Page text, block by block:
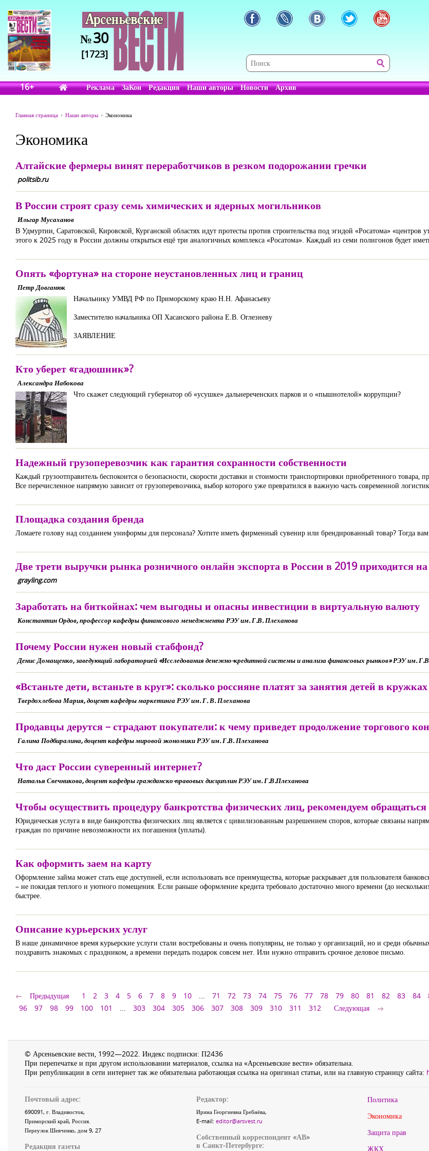
№30
[1723]
16+ Реклама ЗаКон Редакция Наши авторы Новости Архив
Главная страница Наши авторы Экономика
Экономика
Алтайские фермеры винят переработчиков в резком подорожании гречки
politsib.ru
В России строят сразу семь химических и ядерных могильников
Ильгар Мусаханов
В Удмуртии, Саратовской, Кировской, Курганской областях идут протесты против строительства под эгидой «Росатома»
этого к 2025 году в России должны открыться ещё три аналогичных комплекса «Росатома». Каждый из семи полигонов будет
Опять «фортуна» на стороне неустановленных лиц и границ
Петр Довганюк
Начальнику УМВД РФ по Приморскому краю Н.Н. Афанасьеву
Заместителю начальника ОП Хасанского района Е.В. Оглезневу
ЗАЯВЛЕНИЕ
Кто уберет «гадюшник»?
Александра Набокова
Что скажет следующий губернатор об «усушке» дальнереченских парков и о «пышнотелой» коррупции?
Надежный грузоперевозчик как гарантия сохранности собственности
Каждый грузоотправитель беспокоится о безопасности, скорости доставки и стоимости транспортировки приобретенного
Все перечисленное напрямую зависит от грузоперевозчика, выбор которого уже превратился в важную часть современной
Площадка создания бренда
Ломаете голову над созданием униформы для персонала? Хотите иметь фирменный сувенир или брендированный товар? Тогда
Две трети выручки рынка розничного онлайн экспорта в России в 2019 приходится
grayling.com
Заработать на биткойнах: чем выгодны и опасны инвестиции в виртуальную валюту
Константин Ордов, профессор кафедры финансового менеджмента РЭУ им. Г.В. Плеханова
Почему России нужен новый стабфонд?
Денис Домащенко, заведующий лабораторией «Исследования денежно-кредитной системы и анализа финансовых рынков» РЭУ им.
«Встаньте дети, встаньте в круг»: сколько россияне платят за занятия детей в
Твердохлебова Мария, доцент кафедры маркетинга РЭУ им. Г. В. Плеханова
Продавцы дерутся – страдают покупатели: к чему приведет продолжение торгового
Галина Подбиралина, доцент кафедры мировой экономики РЭУ им. Г.В. Плеханова
Что даст России суверенный интернет?
Наталья Свечникова, доцент кафедры гражданско-правовых дисциплин РЭУ им. Г.В.Плеханова
Чтобы осуществить процедуру банкротства физических лиц, рекомендуем
Юридическая услуга в виде банкротства физических лиц является с цивилизованным разрешением споров, которые связаны
граждан по причине невозможности их погашения (уплаты).
Как оформить заем на карту
Оформление займа может стать еще доступней, если использовать все преимущества, которые раскрывает для пользователя
– не покидая теплого и уютного помещения. Если раньше оформление кредита требовало достаточно много времени (до нескольких
быстрее.
Описание курьерских услуг
В наше динамичное время курьерские услуги стали востребованы и очень популярны, не только у организаций, но и среди
поздравить знакомых с праздником, а времени передать подарок совсем нет. Или нужно отправить срочное деловое письмо.
Предыдущая 1 2 3 4 5 6 7 8 9 10 ... 71 72 73 74 75 76 77 78 79 80 81 82 83 84
96
97 98 99 100 101 ... 303 304 305 306 307 308 309 310 311 312 Следующая
© Арсеньевские вести, 1992—2022. Индекс подписки: П2436
При перепечатке и при другом использовании материалов, ссылка на «Арсеньевские вести» обязательна.
При републикации в сети интернет так же обязательна работающая ссылка на оригинал статьи, или на главную страницу сайта:
Почтовый адрес:
690091, г. Владивосток,
Приморский край, Россия.
Переулок Шевченко, дом 9, 27
Редакция газеты
Редактор:
Ирина Георгиевна Гребнёва,
E-mail: editor@arsvest.ru
Собственный корреспондент «АВ»
в Санкт-Петербурге:
Политика
Экономика
Защита прав
ЖКХ